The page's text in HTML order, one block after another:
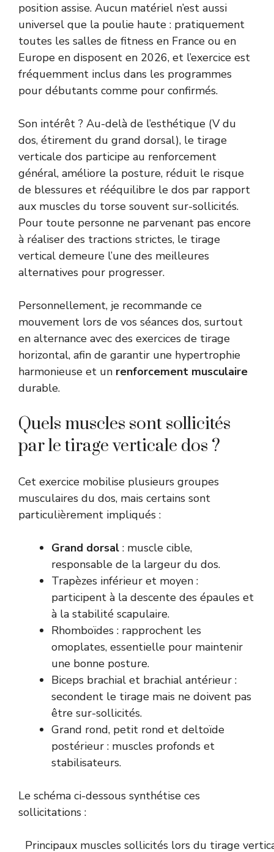
position assise. Aucun matériel n’est aussi
universel que la poulie haute : pratiquement
toutes les salles de fitness en France ou en
Europe en disposent en 2026, et l’exercice est
fréquemment inclus dans les programmes
pour débutants comme pour confirmés.
Son intérêt ? Au-delà de l’esthétique (V du
dos, étirement du grand dorsal), le tirage
verticale dos participe au renforcement
général, améliore la posture, réduit le risque
de blessures et rééquilibre le dos par rapport
aux muscles du torse souvent sur-sollicités.
Pour toute personne ne parvenant pas encore
à réaliser des tractions strictes, le tirage
vertical demeure l’une des meilleures
alternatives pour progresser.
Personnellement, je recommande ce
mouvement lors de vos séances dos, surtout
en alternance avec des exercices de tirage
horizontal, afin de garantir une hypertrophie
harmonieuse et un renforcement musculaire
durable.
Quels muscles sont sollicités
par le tirage verticale dos ?
Cet exercice mobilise plusieurs groupes
musculaires du dos, mais certains sont
particulièrement impliqués :
Grand dorsal : muscle cible,
responsable de la largeur du dos.
Trapèzes inférieur et moyen :
participent à la descente des épaules et
à la stabilité scapulaire.
Rhomboïdes : rapprochent les
omoplates, essentielle pour maintenir
une bonne posture.
Biceps brachial et brachial antérieur :
secondent le tirage mais ne doivent pas
être sur-sollicités.
Grand rond, petit rond et deltoïde
postérieur : muscles profonds et
stabilisateurs.
Le schéma ci-dessous synthétise ces
sollicitations :
Principaux muscles sollicités lors du tirage